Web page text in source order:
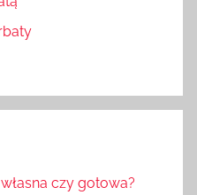
czy gotowa?